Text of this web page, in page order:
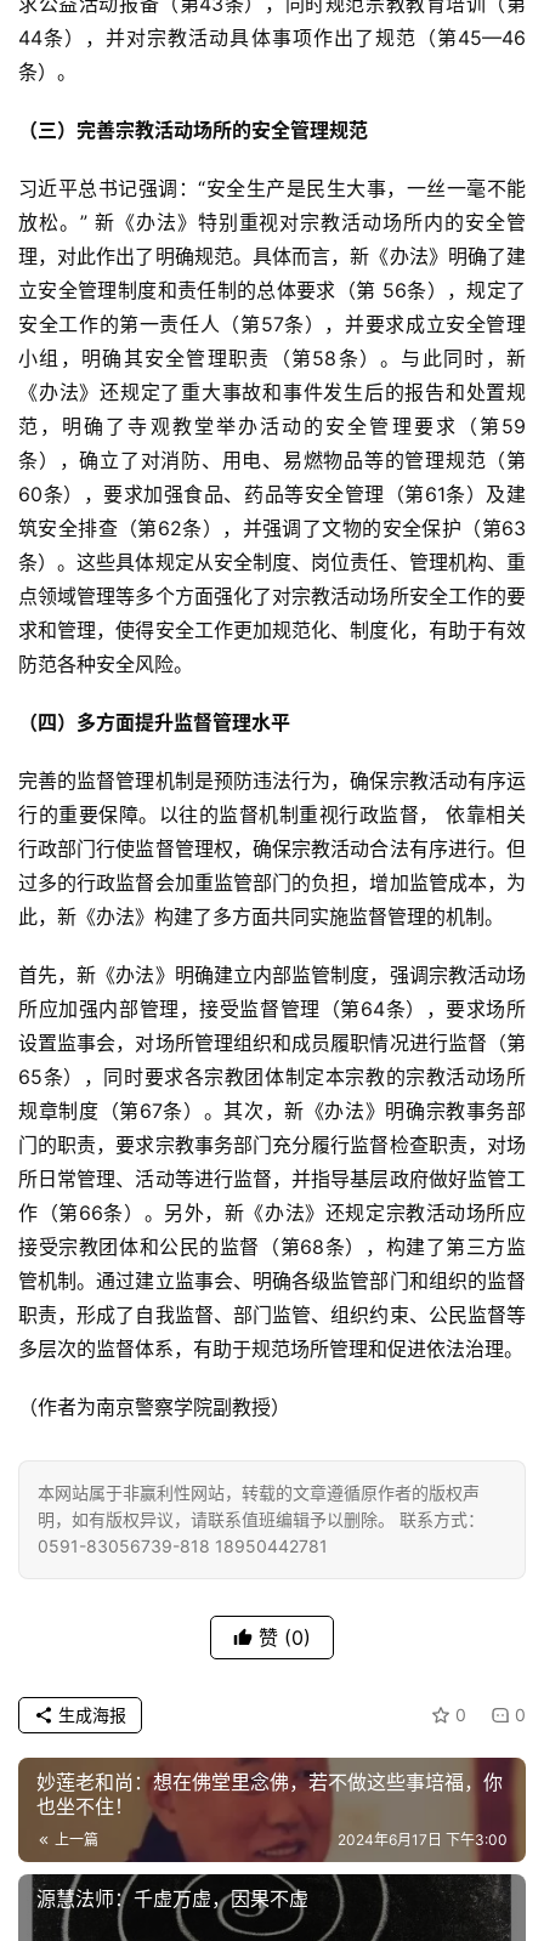
公
慈
佛
教
人
物
寺
院
巡
礼
视
频
纪
录
佛
艺
术
政
策
法
规
免
责
声
明
登录 注册
44条），并对宗教活动具体事项作出了规范（第45—46
条）。
（三）完善宗教活动场所的安全管理规范
习近平总书记强调：“安全生产是民生大事，一丝一毫不能
放松。” 新《办法》特别重视对宗教活动场所内的安全管
理，对此作出了明确规范。具体而言，新《办法》明确了建
立安全管理制度和责任制的总体要求（第 56条），规定了
安全工作的第一责任人（第57条），并要求成立安全管理
小组，明确其安全管理职责（第58条）。与此同时，新
《办法》还规定了重大事故和事件发生后的报告和处置规
范，明确了寺观教堂举办活动的安全管理要求（第59
条），确立了对消防、用电、易燃物品等的管理规范（第
60条），要求加强食品、药品等安全管理（第61条）及建
筑安全排查（第62条），并强调了文物的安全保护（第63
条）。这些具体规定从安全制度、岗位责任、管理机构、重
点领域管理等多个方面强化了对宗教活动场所安全工作的要
求和管理，使得安全工作更加规范化、制度化，有助于有效
防范各种安全风险。
（四）多方面提升监督管理水平
完善的监督管理机制是预防违法行为，确保宗教活动有序运
行的重要保障。以往的监督机制重视行政监督， 依靠相关
行政部门行使监督管理权，确保宗教活动合法有序进行。但
过多的行政监督会加重监管部门的负担，增加监管成本，为
此，新《办法》构建了多方面共同实施监督管理的机制。
首先，新《办法》明确建立内部监管制度，强调宗教活动场
所应加强内部管理，接受监督管理（第64条），要求场所
设置监事会，对场所管理组织和成员履职情况进行监督（第
65条），同时要求各宗教团体制定本宗教的宗教活动场所
规章制度（第67条）。其次，新《办法》明确宗教事务部
门的职责，要求宗教事务部门充分履行监督检查职责，对场
所日常管理、活动等进行监督，并指导基层政府做好监管工
作（第66条）。另外，新《办法》还规定宗教活动场所应
接受宗教团体和公民的监督（第68条），构建了第三方监
管机制。通过建立监事会、明确各级监管部门和组织的监督
职责，形成了自我监督、部门监管、组织约束、公民监督等
多层次的监督体系，有助于规范场所管理和促进依法治理。
（作者为南京警察学院副教授）
本网站属于非赢利性网站，转载的文章遵循原作者的版权声
明，如有版权异议，请联系值班编辑予以删除。 联系方式：
0591-83056739-818 18950442781
赞 (0)
0 0
生成海报
妙莲老和尚：想在佛堂里念佛，若不做这些事培福，你
也坐不住！
上一篇 2024年6月17日 下午3:00
源慧法师：千虚万虚，因果不虚